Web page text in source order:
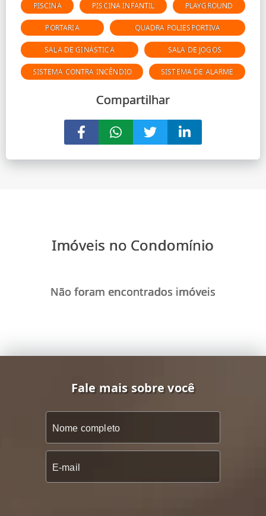
PISCINA PISCINA INFANTIL PLAYGROUND
PORTARIA QUADRA POLIESPORTIVA
SALA DE GINÁSTICA SALA DE JOGOS
SISTEMA CONTRA INCÊNDIO SISTEMA DE ALARME
Compartilhar
Imóveis no Condomínio
Não foram encontrados imóveis
Fale mais sobre você